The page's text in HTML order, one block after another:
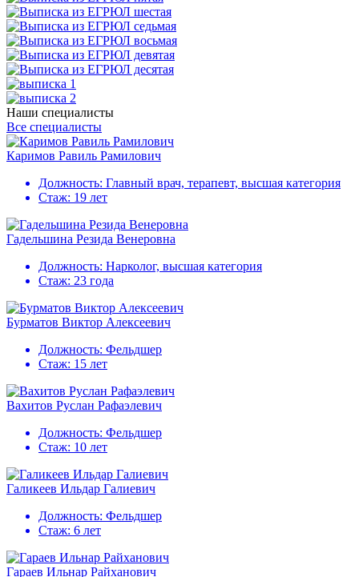
Наши специалисты
Все специалисты
Каримов Равиль Рамилович
Должность: Главный врач, терапевт, высшая категория
Стаж: 19 лет
Гадельшина Резида Венеровна
Должность: Нарколог, высшая категория
Стаж: 23 года
Бурматов Виктор Алексеевич
Должность: Фельдшер
Стаж: 15 лет
Вахитов Руслан Рафаэлевич
Должность: Фельдшер
Стаж: 10 лет
Галикеев Ильдар Галиевич
Должность: Фельдшер
Стаж: 6 лет
Гараев Ильнар Райханович